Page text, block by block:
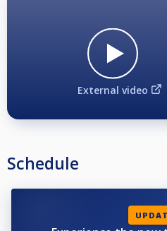
External video
Schedule